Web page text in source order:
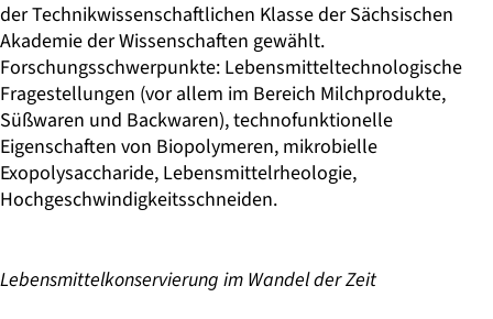
der Technikwissenschaftlichen Klasse der Sächsischen
Akademie der Wissenschaften gewählt.
Forschungsschwerpunkte: Lebensmitteltechnologische
Fragestellungen (vor allem im Bereich Milchprodukte,
Süßwaren und Backwaren), technofunktionelle
Eigenschaften von Biopolymeren, mikrobielle
Exopolysaccharide, Lebensmittelrheologie,
Hochgeschwindigkeitsschneiden.
Lebensmittelkonservierung im Wandel der Zeit